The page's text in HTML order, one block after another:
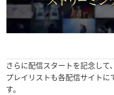
さらに配信スタートを記念し
プレイリストも各配信サイト
す。